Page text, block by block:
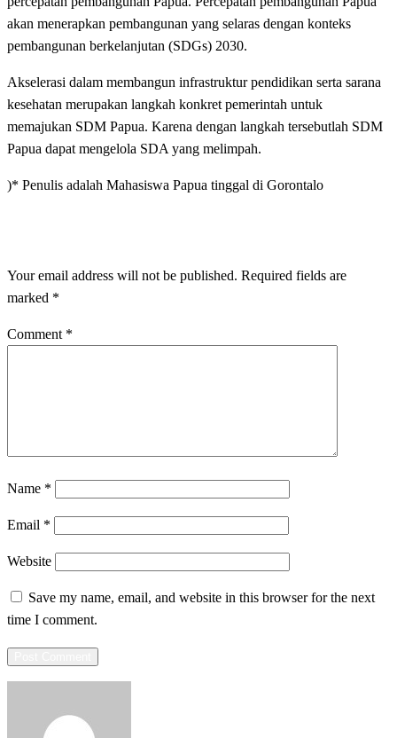
akan menerapkan pembangunan yang selaras dengan konteks
pembangunan berkelanjutan (SDGs) 2030.
Akselerasi dalam membangun infrastruktur pendidikan serta sarana
kesehatan merupakan langkah konkret pemerintah untuk
memajukan SDM Papua. Karena dengan langkah tersebutlah SDM
Papua dapat mengelola SDA yang melimpah.
)* Penulis adalah Mahasiswa Papua tinggal di Gorontalo
Your email address will not be published. Required fields are
marked *
Comment *
Name *
Email *
Website
Save my name, email, and website in this browser for the next
time I comment.